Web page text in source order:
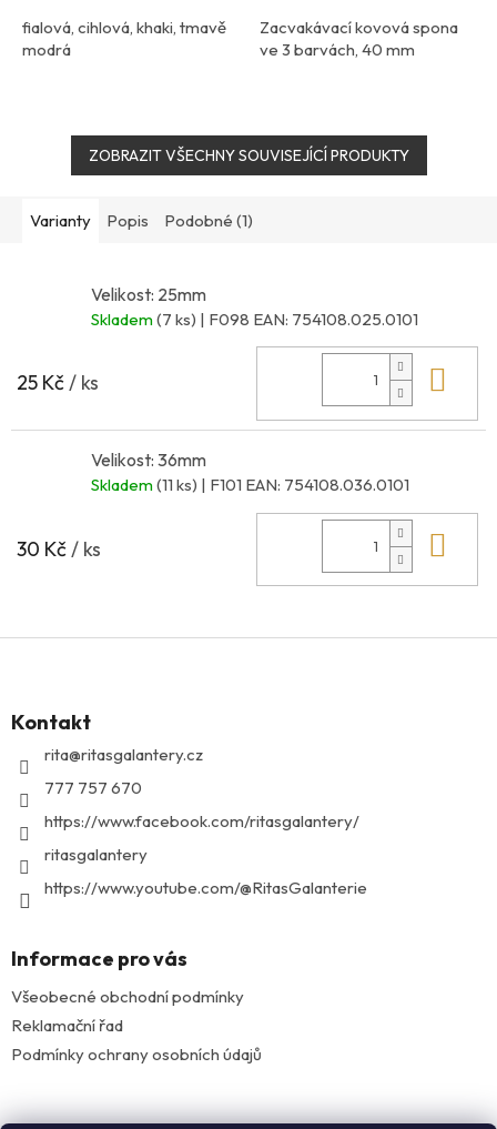
fialová, cihlová, khaki, tmavě
modrá
Zacvakávací kovová spona
ve 3 barvách, 40 mm
ZOBRAZIT VŠECHNY SOUVISEJÍCÍ PRODUKTY
Varianty Popis Podobné (1)
Velikost: 25mm
Skladem(7 ks) | F098 EAN: 754108.025.0101
25 Kč/ ks
Velikost: 36mm
Skladem(11 ks) | F101 EAN: 754108.036.0101
30 Kč/ ks
aKontakt
rita@ritasgalantery.cz
777 757 670
https://www.facebook.com/ritasgalantery/
ritasgalantery
https://www.youtube.com/@RitasGalanterie
Informace pro vás
Všeobecné obchodní podmínky
Reklamační řad
Podmínky ochrany osobních údajů